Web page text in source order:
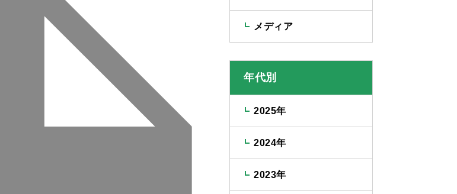
メディア
年代別
2025年
2024年
2023年